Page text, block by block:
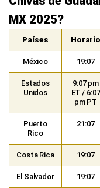
MX 2025?
Países Horario
México 19:07
Estados
Unidos
9:07 pm
ET / 6:07
pm PT
Puerto
Rico
21:07
Costa Rica 19:07
El Salvador 19:07